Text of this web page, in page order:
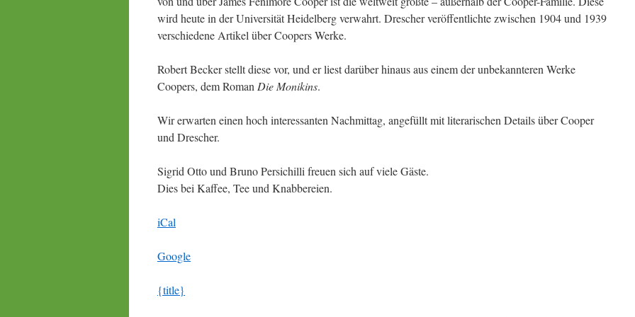
wird heute in der Universität Heidelberg verwahrt. Drescher veröffentlichte zwischen 1904 und 1939
verschiedene Artikel über Coopers Werke.
Robert Becker stellt diese vor, und er liest darüber hinaus aus einem der unbekannteren Werke
Coopers, dem Roman Die Monikins.
Wir erwarten einen hoch interessanten Nachmittag, angefüllt mit literarischen Details über Cooper
und Drescher.
Sigrid Otto und Bruno Persichilli freuen sich auf viele Gäste.
Dies bei Kaffee, Tee und Knabbereien.
iCal
Google
{title}